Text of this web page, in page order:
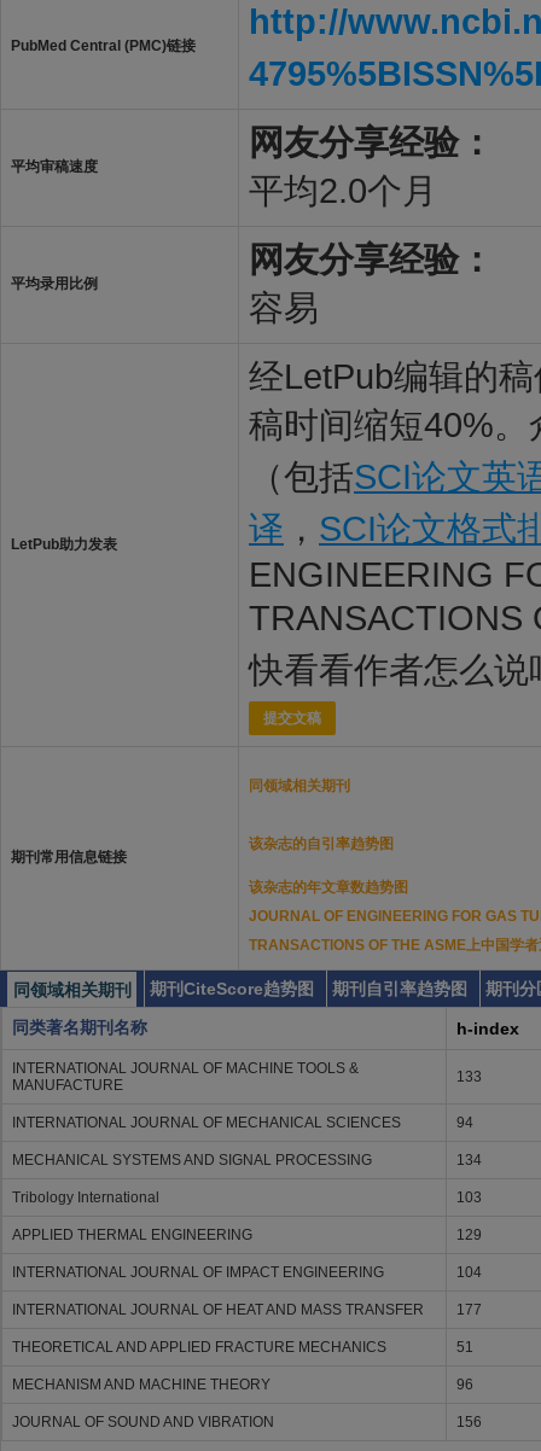
PubMed Central (PMC)链接
http://
平均审稿速度
网友分享经验：
平均2.0个月
平均录用比例
网友分享经验：
容易
LetPub助力发表
经LetPub编辑的
稿时间缩短40%
（包括SCI论文英
译 ， SCI论文格式
ENGINEERING
TRANSACTIONS
快看看作者怎么说
提交文稿
期刊常用信息链接
同领域相关期刊
该杂志的自引率趋势图
该杂志的年文章数趋势图
JOURNAL OF ENGINEERING FOR GAS
TRANSACTIONS OF THE ASME上中国学
同领域相关期刊 期刊CiteScore趋势图 期刊自引率趋势图
期刊分
同类著名期刊名称
h-index
INTERNATIONAL JOURNAL OF MACHINE TOOLS &
MANUFACTURE
133
INTERNATIONAL JOURNAL OF MECHANICAL SCIENCES 94
MECHANICAL SYSTEMS AND SIGNAL PROCESSING 134
Tribology International 103
APPLIED THERMAL ENGINEERING 129
INTERNATIONAL JOURNAL OF IMPACT ENGINEERING 104
INTERNATIONAL JOURNAL OF HEAT AND MASS TRANSFER 177
THEORETICAL AND APPLIED FRACTURE MECHANICS 51
MECHANISM AND MACHINE THEORY 96
JOURNAL OF SOUND AND VIBRATION 156